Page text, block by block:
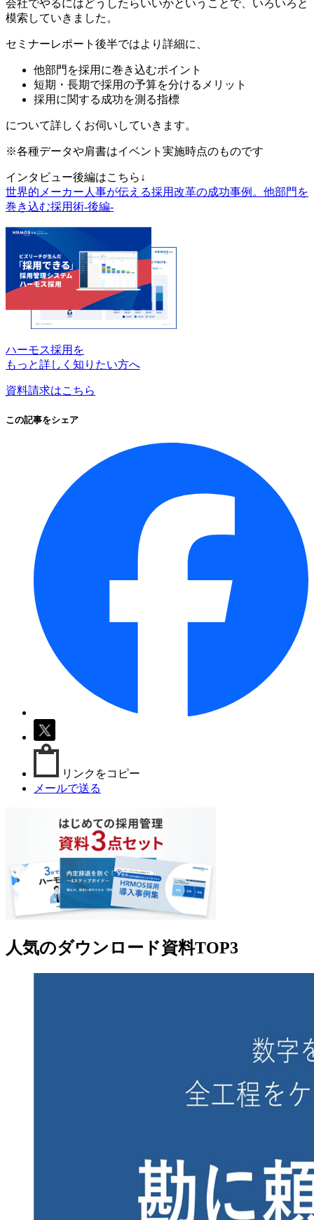
会社でやるにはどうしたらいいかということで、いろいろと
模索していきました。
セミナーレポート後半ではより詳細に、
他部門を採用に巻き込むポイント
短期・長期で採用の予算を分けるメリット
採用に関する成功を測る指標
について詳しくお伺いしていきます。
※各種データや肩書はイベント実施時点のものです
インタビュー後編はこちら↓
世界的メーカー人事が伝える採用改革の成功事例。他部門を
巻き込む採用術-後編-
ハーモス採用を
もっと詳しく知りたい方へ
資料請求はこちら
この記事をシェア
リンクをコピー
メールで送る
人気のダウンロード資料TOP3